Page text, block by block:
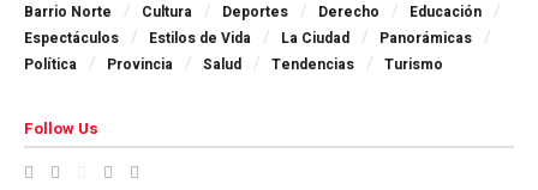
Barrio Norte Cultura Deportes Derecho
Educación
Espectáculos
Estilos de Vida La Ciudad
Panorámicas
Política
Provincia Salud Tendencias Turismo
Follow Us